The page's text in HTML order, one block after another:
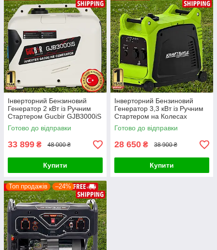
Інверторний Бензиновий
Генератор 2 кВт із Ручним
Стартером Gucbir GJB3000iS
Бензогенератор 2000 Вт
Однофазний
Готово до відправки
33 899 ₴ 48 000 ₴
Купити
Інверторний Бензиновий
Генератор 3,3 кВт із Ручним
Стартером на Колесах
KRAFT&DELE KD681
Бензогенератор 3300 Вт
Однофазний
Готово до відправки
28 650 ₴ 38 900 ₴
Купити
Топ продажів –24%